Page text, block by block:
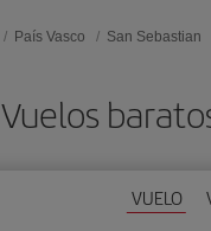
País Vasco San Sebastian
Vuelos
VUELO